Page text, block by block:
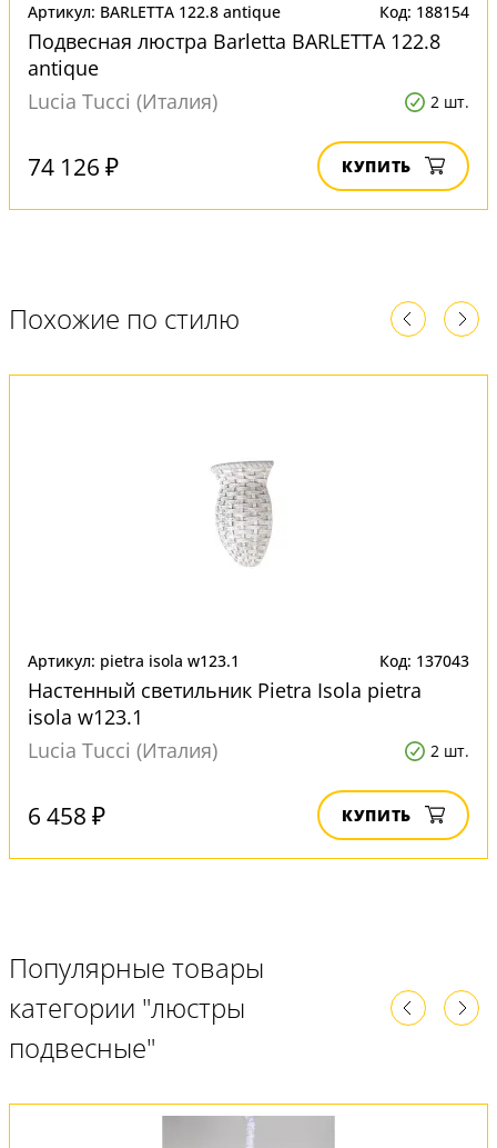
Артикул: BARLETTA 122.8 antique Код: 188154
Подвесная люстра Barletta BARLETTA 122.8
antique
Lucia Tucci (Италия)
2 шт.
74 126 ₽ КУПИТЬ
Похожие по стилю
Артикул: pietra isola w123.1 Код: 137043
Настенный светильник Pietra Isola pietra
isola w123.1
Lucia Tucci (Италия)
2 шт.
6 458 ₽ КУПИТЬ
Популярные товары
категории "люстры
подвесные"